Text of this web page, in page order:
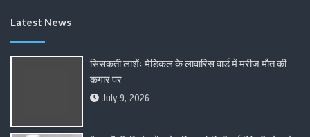
Latest News
सिसकती लाशेंः मेडिकल के लावारिस वार्ड में मरीज मौत की
कगार पर
July 9, 2026